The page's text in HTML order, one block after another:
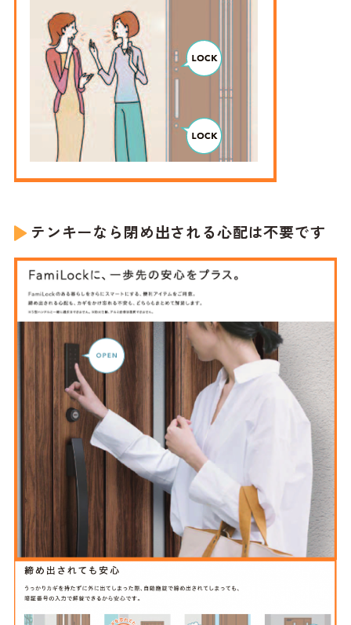
テンキーなら閉め出される心配は不要です